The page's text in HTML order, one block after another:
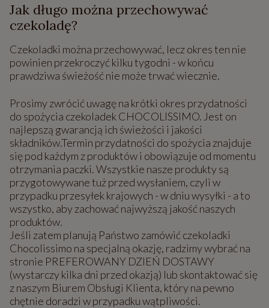
Jak długo można przechowywać
czekoladę?
Czekoladki można przechowywać, lecz okres ten nie
powinien przekroczyć kilku tygodni - w końcu
prawdziwa świeżość nie może trwać wiecznie.
Prosimy zwrócić uwagę na krótki okres przydatności
do spożycia czekoladek CHOCOLISSIMO. Jest on
najlepszą gwarancją ich świeżości i jakości
składników.Termin przydatności do spożycia znajduje
się pod każdym z produktów i obowiązuje od momentu
otrzymania paczki. Wszystkie nasze produkty są
przygotowywane tuż przed wysłaniem, czyli w
przypadku przesyłek krajowych - w dniu wysyłki - a to
wszystko, aby zachować najwyższą jakość naszych
produktów.
Jeśli zatem planują Państwo zamówić czekoladki
Chocolissimo na specjalną okazję, radzimy wybrać na
stronie PREFEROWANY DZIEŃ DOSTAWY
(wystarczy kilka dni przed okazją) lub skontaktować się
z naszym Biurem Obsługi Klienta, który na pewno
chętnie doradzi w przypadku wątpliwości.